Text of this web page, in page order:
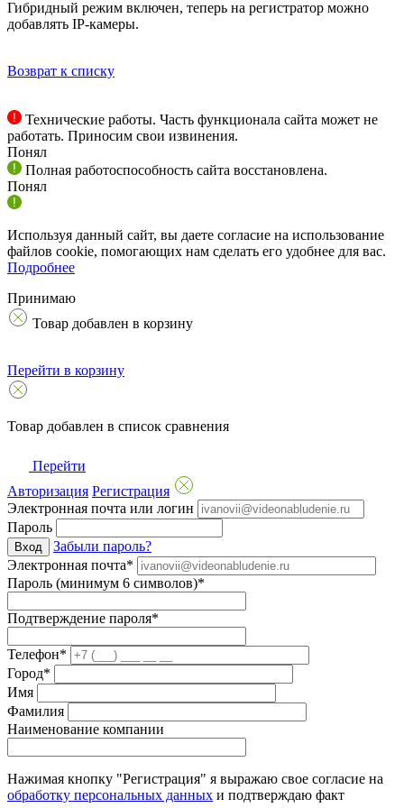
Гибридный режим включен, теперь на регистратор можно
добавлять IP-камеры.
Возврат к списку
Технические работы. Часть функционала сайта может не
работать. Приносим свои извинения.
Понял
Полная работоспособность сайта восстановлена.
Понял
Используя данный сайт, вы даете согласие на использование
файлов cookie, помогающих нам сделать его удобнее для вас.
Подробнее
Принимаю
Товар добавлен в корзину
Перейти в корзину
Товар добавлен в список сравнения
Перейти
Авторизация Регистрация
Электронная почта или логин
Пароль
Вход
Забыли пароль?
Электронная почта*
Пароль (минимум 6 символов)*
Подтверждение пароля*
Телефон*
Город*
Имя
Фамилия
Наименование компании
Нажимая кнопку "Регистрация" я выражаю свое согласие на
обработку персональных данных и подтверждаю факт